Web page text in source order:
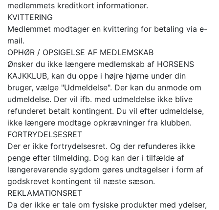
medlemmets kreditkort informationer.
KVITTERING
Medlemmet modtager en kvittering for betaling via e-
mail.
OPHØR / OPSIGELSE AF MEDLEMSKAB
Ønsker du ikke længere medlemskab af HORSENS
KAJKKLUB, kan du oppe i højre hjørne under din
bruger, vælge "Udmeldelse". Der kan du anmode om
udmeldelse. Der vil ifb. med udmeldelse ikke blive
refunderet betalt kontingent. Du vil efter udmeldelse,
ikke længere modtage opkrævninger fra klubben.
FORTRYDELSESRET
Der er ikke fortrydelsesret. Og der refunderes ikke
penge efter tilmelding. Dog kan der i tilfælde af
længerevarende sygdom gøres undtagelser i form af
godskrevet kontingent til næste sæson.
REKLAMATIONSRET
Da der ikke er tale om fysiske produkter med ydelser,